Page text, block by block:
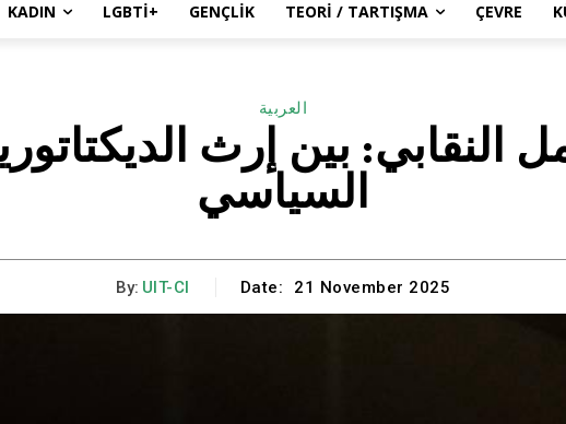
KADIN LGBTİ+ GENÇLIK TEORI / TARTIŞMA ÇEVRE
العربية
النقابي: بين إرث
السياسي
By: UIT-CI Date: 21 November 2025